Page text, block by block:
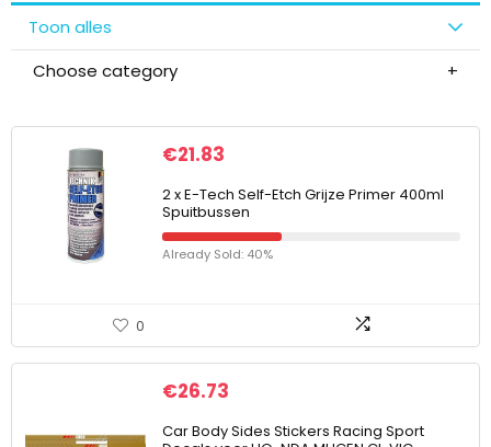
Toon alles
Choose category
€21.83
2 x E-Tech Self-Etch Grijze Primer 400ml
Spuitbussen
Already Sold: 40%
0
€26.73
Car Body Sides Stickers Racing Sport